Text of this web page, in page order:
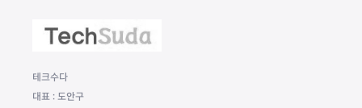
테크수다
대표 : 도안구